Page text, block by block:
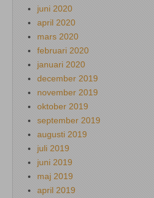
juni 2020
april 2020
mars 2020
februari 2020
januari 2020
december 2019
november 2019
oktober 2019
september 2019
augusti 2019
juli 2019
juni 2019
maj 2019
april 2019